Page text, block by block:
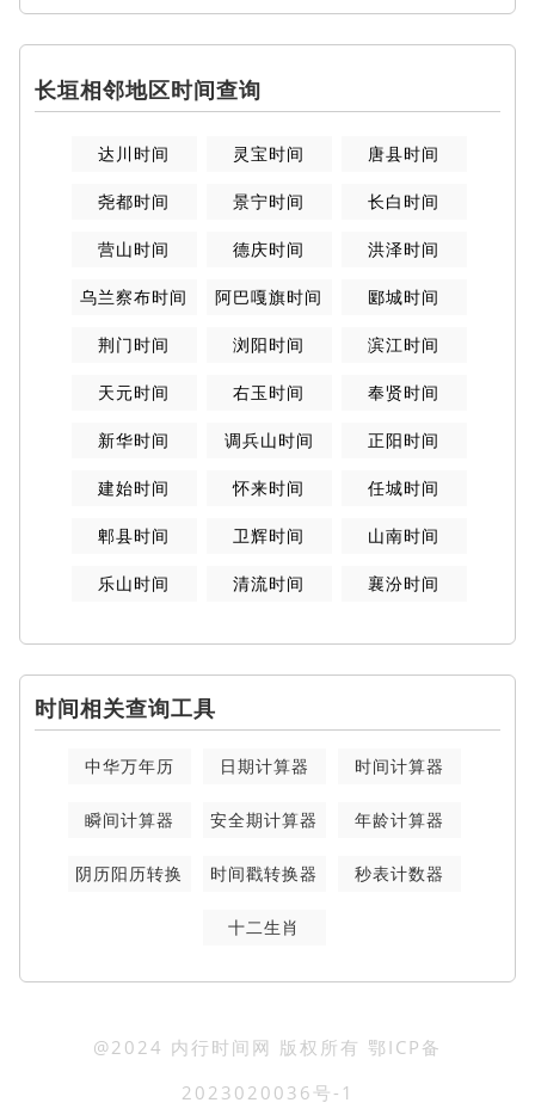
长垣相邻地区时间查询
达川时间 灵宝时间 唐县时间
尧都时间 景宁时间 长白时间
营山时间 德庆时间 洪泽时间
乌兰察布时间 阿巴嘎旗时间 郾城时间
荆门时间 浏阳时间 滨江时间
天元时间 右玉时间 奉贤时间
新华时间 调兵山时间 正阳时间
建始时间 怀来时间 任城时间
郫县时间 卫辉时间 山南时间
乐山时间 清流时间 襄汾时间
时间相关查询工具
中华万年历 日期计算器 时间计算器
瞬间计算器 安全期计算器 年龄计算器
阴历阳历转换 时间戳转换器 秒表计数器
十二生肖
@2024 内行时间网 版权所有 鄂ICP备
2023020036号-1